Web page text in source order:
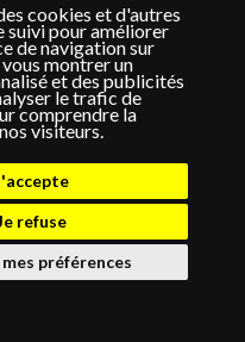
cookies et d'autres
suivi pour améliorer
de navigation sur
montrer un
et des publicités
le trafic de
comprendre la
visiteurs.
refuse
préférences
de pièces détachées
Panasonic et Sanyo